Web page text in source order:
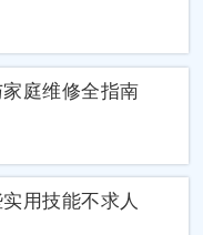
庭维修全指南
用技能不求人